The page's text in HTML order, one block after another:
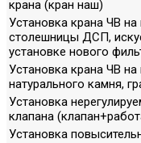
крана (кран наш)
Установка крана ЧВ на
столешницы ДСП,
установке нового
Установка крана ЧВ
натурального камня,
Установка
клапана
Установка